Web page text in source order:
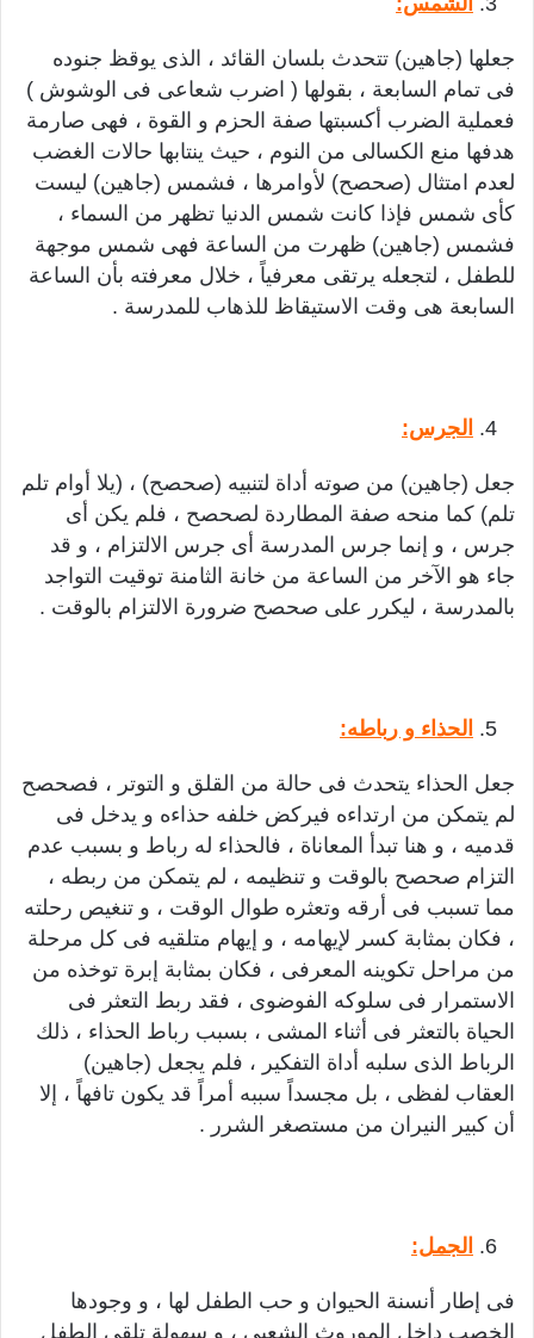
جعلها (جاهين) تتحدث بلسان القائد ، الذى يوقظ جنوده
فى تمام السابعة ، بقولها ( اضرب شعاعى فى الوشوش )
فعملية الضرب أكسبتها صفة الحزم و القوة ، فهى صارمة
هدفها منع الكسالى من النوم ، حيث ينتابها حالات الغضب
لعدم امتثال (صحصح) لأوامرها ، فشمس (جاهين) ليست
كأى شمس فإذا كانت شمس الدنيا تظهر من السماء ،
فشمس (جاهين) ظهرت من الساعة فهى شمس موجهة
للطفل ، لتجعله يرتقى معرفياً ، خلال معرفته بأن الساعة
السابعة هى وقت الاستيقاظ للذهاب للمدرسة .
الجرس:
جعل (جاهين) من صوته أداة لتنبيه (صحصح) ، (يلا أوام تلم
تلم) كما منحه صفة المطاردة لصحصح ، فلم يكن أى
جرس ، و إنما جرس المدرسة أى جرس الالتزام ، و قد
جاء هو الآخر من الساعة من خانة الثامنة توقيت التواجد
بالمدرسة ، ليكرر على صحصح ضرورة الالتزام بالوقت .
الحذاء و رباطه:
جعل الحذاء يتحدث فى حالة من القلق و التوتر ، فصحصح
لم يتمكن من ارتداءه فيركض خلفه حذاءه و يدخل فى
قدميه ، و هنا تبدأ المعاناة ، فالحذاء له رباط و بسبب عدم
التزام صحصح بالوقت و تنظيمه ، لم يتمكن من ربطه ،
مما تسبب فى أرقه وتعثره طوال الوقت ، و تنغيص رحلته
، فكان بمثابة كسر لإيهامه ، و إيهام متلقيه فى كل مرحلة
من مراحل تكوينه المعرفى ، فكان بمثابة إبرة توخذه من
الاستمرار فى سلوكه الفوضوى ، فقد ربط التعثر فى
الحياة بالتعثر فى أثناء المشى ، بسبب رباط الحذاء ، ذلك
الرباط الذى سلبه أداة التفكير ، فلم يجعل (جاهين)
العقاب لفظى ، بل مجسداً سببه أمراً قد يكون تافهاً ، إلا
أن كبير النيران من مستصغر الشرر .
الجمل:
فى إطار أنسنة الحيوان و حب الطفل لها ، و وجودها
الخصب داخل الموروث الشعبى ، و سهولة تلقى الطفل